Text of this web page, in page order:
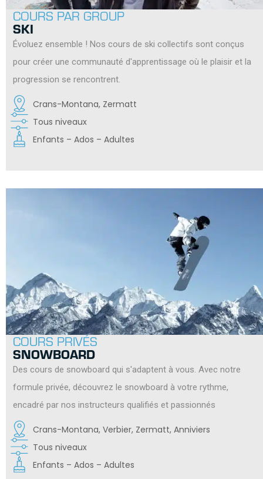
COURS PAR GROUP
SKI
Évoluez ensemble ! Nos cours de ski collectifs sont conçus
pour créer une communauté d'apprentissage où le plaisir et la
progression se rencontrent.
Crans-Montana, Zermatt
Tous niveaux
Enfants – Ados – Adultes
COURS PRIVÉS
SNOWBOARD
Des cours de snowboard qui s'adaptent à vous. Avec notre
formule privée, découvrez le snowboard à votre rythme,
encadré par nos instructeurs qualifiés et passionnés
Crans-Montana, Verbier, Zermatt, Anniviers
Tous niveaux
Enfants – Ados – Adultes